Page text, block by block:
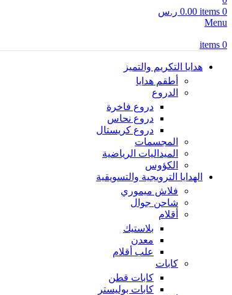
0
items
0.00 ر.س
Menu
0
items
هدايا التكريم والتميز
أطقم هدايا
الدروع
دروع فاخرة
دروع نحاس
دروع كريستال
المجسمات
الميداليات الرياضية
الكؤوس
الهدايا الترويجية والتسويقية
فلاش ميموري
شاحن جوال
أقلام
بلاستيك
معدن
علب أقلام
كابات
كابات قطن
كابات بوليستر